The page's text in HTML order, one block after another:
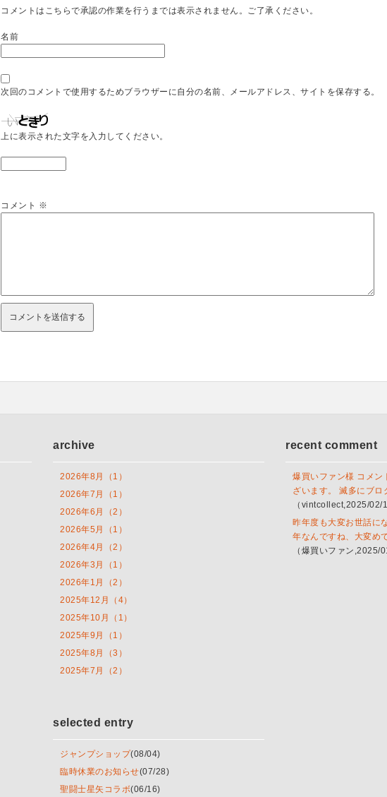
コメントはこちらで承認の作業を行うまでは表示されません。ご了承ください。
名前
次回のコメントで使用するためブラウザーに自分の名前、メールアドレス、サイトを保存する。
上に表示された文字を入力してください。
コメント ※
archive
2026年8月（1）
2026年7月（1）
2026年6月（2）
2026年5月（1）
2026年4月（2）
2026年3月（1）
2026年1月（2）
2025年12月（4）
2025年10月（1）
2025年9月（1）
2025年8月（3）
2025年7月（2）
selected entry
ジャンプショップ(08/04)
臨時休業のお知らせ(07/28)
聖闘士星矢コラボ(06/16)
recent comment
爆買いファン様 コメン
ざいます。 滅多にブロ
（vintcollect,2025/02/
昨年度も大変お世話に
年なんですね、大変め
（爆買いファン,2025/